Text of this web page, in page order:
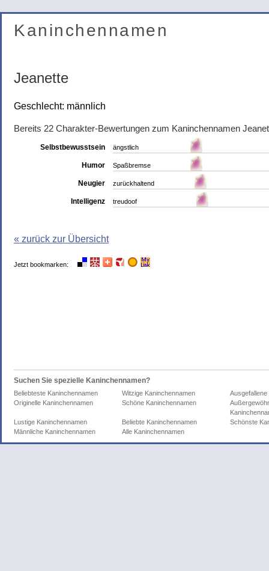
Kaninchennamen
Jeanette
Geschlecht: männlich
Bereits 22 Charakter-Bewertungen zum Kaninchennamen
Selbstbewusstsein ängstlich
Humor Spaßbremse
Neugier zurückhaltend
Intelligenz treudoof
« zurück zur Übersicht
Jetzt bookmarken:
Suchen Sie spezielle Kaninchennamen?
Beliebteste Kaninchennamen Witzige Kaninchennamen
Originelle Kaninchennamen
Schöne Kaninchennamen
Lustige Kaninchennamen
Beliebte Kaninchennamen
Schönste
Männliche Kaninchennamen
Alle Kaninchennamen